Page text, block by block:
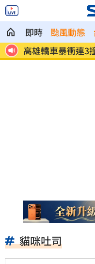
即時 颱風動態
轎車暴衝連3撞！波及
貓咪吐司